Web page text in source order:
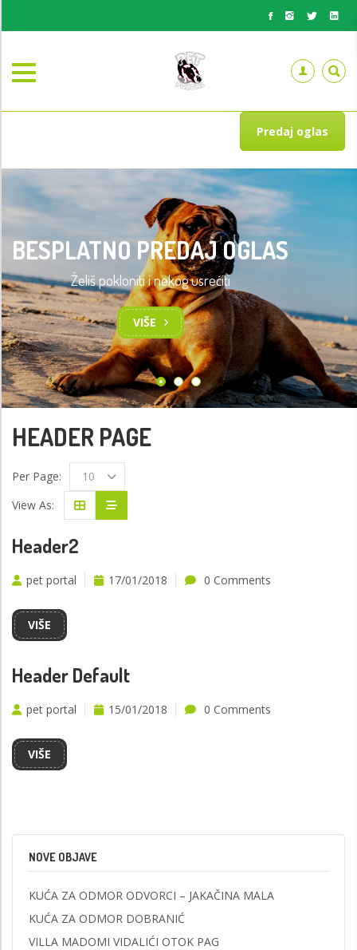
Predaj oglas
BESPLATNO PREDAJ OGLAS
Želiš pokloniti i nekog usrećiti
VIŠE
HEADER PAGE
Per Page:
10
View As:
Header2
pet portal 17/01/2018 0 Comments
VIŠE
Header Default
pet portal 15/01/2018 0 Comments
VIŠE
NOVE OBJAVE
KUĆA ZA ODMOR ODVORCI – JAKAČINA MALA
KUĆA ZA ODMOR DOBRANIĆ
VILLA MADOMI VIDALIĆI OTOK PAG